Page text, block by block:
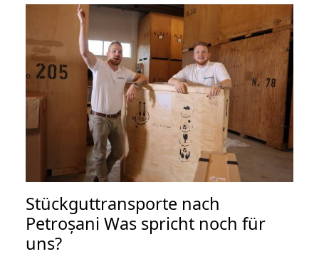
Stückguttransporte nach
Petroșani Was spricht noch für
uns?